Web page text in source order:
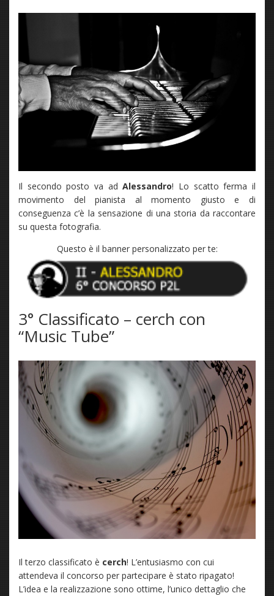
Il secondo posto va adAlessandro! Lo scatto ferma il
movimento del pianista al momento giusto e di
conseguenza c’è la sensazione di una storia da raccontare
su questa fotografia.
Questo è il banner personalizzato per te:
3° Classificato – cerch con
“Music Tube”
Il terzo classificato è cerch! L’entusiasmo con cui
attendeva il concorso per partecipare è stato ripagato!
L’idea e la realizzazione sono ottime, l’unico dettaglio che